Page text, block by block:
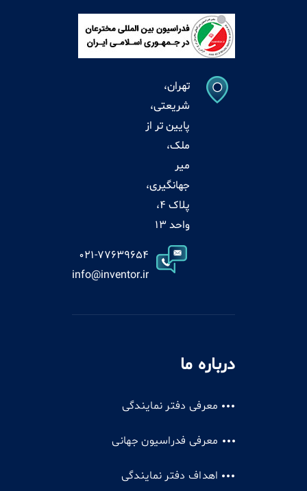
تهران،
شریعتی،
پایین تر از
ملک،
میر
جهانگیری،
پلاک 4،
واحد 13
021-77639654
info@inventor.ir
درباره ما
معرفی دفتر نمایندگی
معرفی فدراسیون جهانی
اهداف دفتر نمایندگی